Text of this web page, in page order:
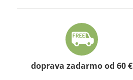
doprava zadarmo od 60 €